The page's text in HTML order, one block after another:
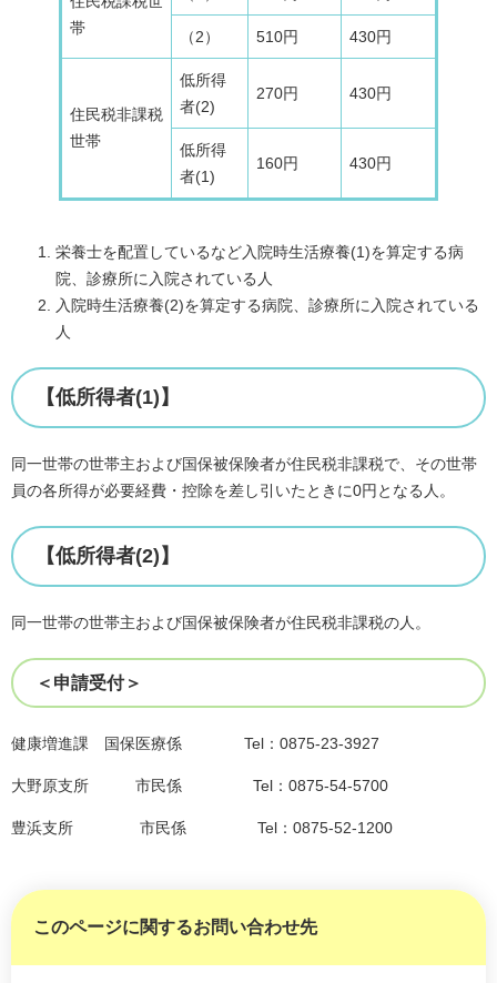
帯
（2） 510円 430円
住民税非課税
世帯
低所得
者(2)
270円 430円
低所得
者(1)
160円 430円
栄養士を配置しているなど入院時生活療養(1)を算定する病
院、診療所に入院されている人
入院時生活療養(2)を算定する病院、診療所に入院されている
人
【低所得者(1)】
同一世帯の世帯主および国保被保険者が住民税非課税で、その世帯
員の各所得が必要経費・控除を差し引いたときに0円となる人。
【低所得者(2)】
同一世帯の世帯主および国保被保険者が住民税非課税の人。
＜申請受付＞
健康増進課 国保医療係 Tel：0875-23-3927
大野原支所 市民係 Tel：0875-54-5700
豊浜支所 市民係 Tel：0875-52-1200
このページに関するお問い合わせ先